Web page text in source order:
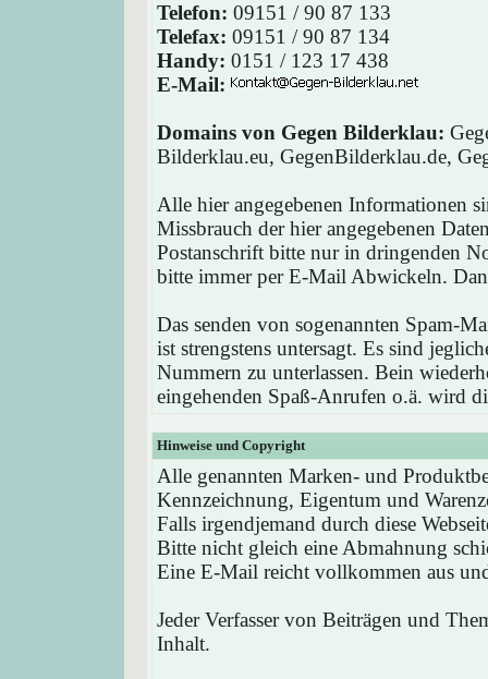
Telefon: 09151 / 90 87 133
Telefax: 09151 / 90 87 134
Handy: 0151 / 123 17 438
E-Mail:
Domains von Gegen Bilderklau:
Bilderklau.eu, GegenBilderklau.de,
Alle hier angegebenen Informationen
Missbrauch der hier angegebenen
Postanschrift bitte nur in dringenden
bitte immer per E-Mail Abwickeln.
Das senden von sogenannten Spam-
ist strengstens untersagt. Es sind
Nummern zu unterlassen. Bein
eingehenden Spaß-Anrufen o.ä. wird
Hinweise und Copyright
Alle genannten Marken- und
Kennzeichnung, Eigentum und
Falls irgendjemand durch diese
Bitte nicht gleich eine Abmahnung
Eine E-Mail reicht vollkommen aus
Jeder Verfasser von Beiträgen und
Inhalt.